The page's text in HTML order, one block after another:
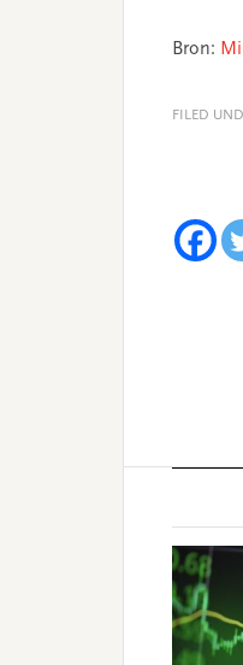
Bron:
FILED